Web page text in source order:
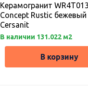
Керамогранит
Concept Rustic бежевый
Cersanit
В наличии 131.022 м2
В корзину